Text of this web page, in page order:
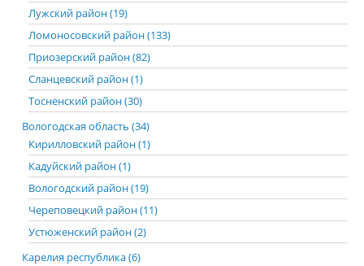
Лужский район (19)
Ломоносовский район (133)
Приозерский район (82)
Сланцевский район (1)
Тосненский район (30)
Вологодская область (34)
Кирилловский район (1)
Кадуйский район (1)
Вологодский район (19)
Череповецкий район (11)
Устюженский район (2)
Карелия республика (6)